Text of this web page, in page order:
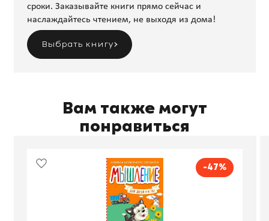
сроки. Заказывайте книги прямо сейчас и
наслаждайтесь чтением, не выходя из дома!
Выбрать книгу
Вам также могут
понравиться
-47%